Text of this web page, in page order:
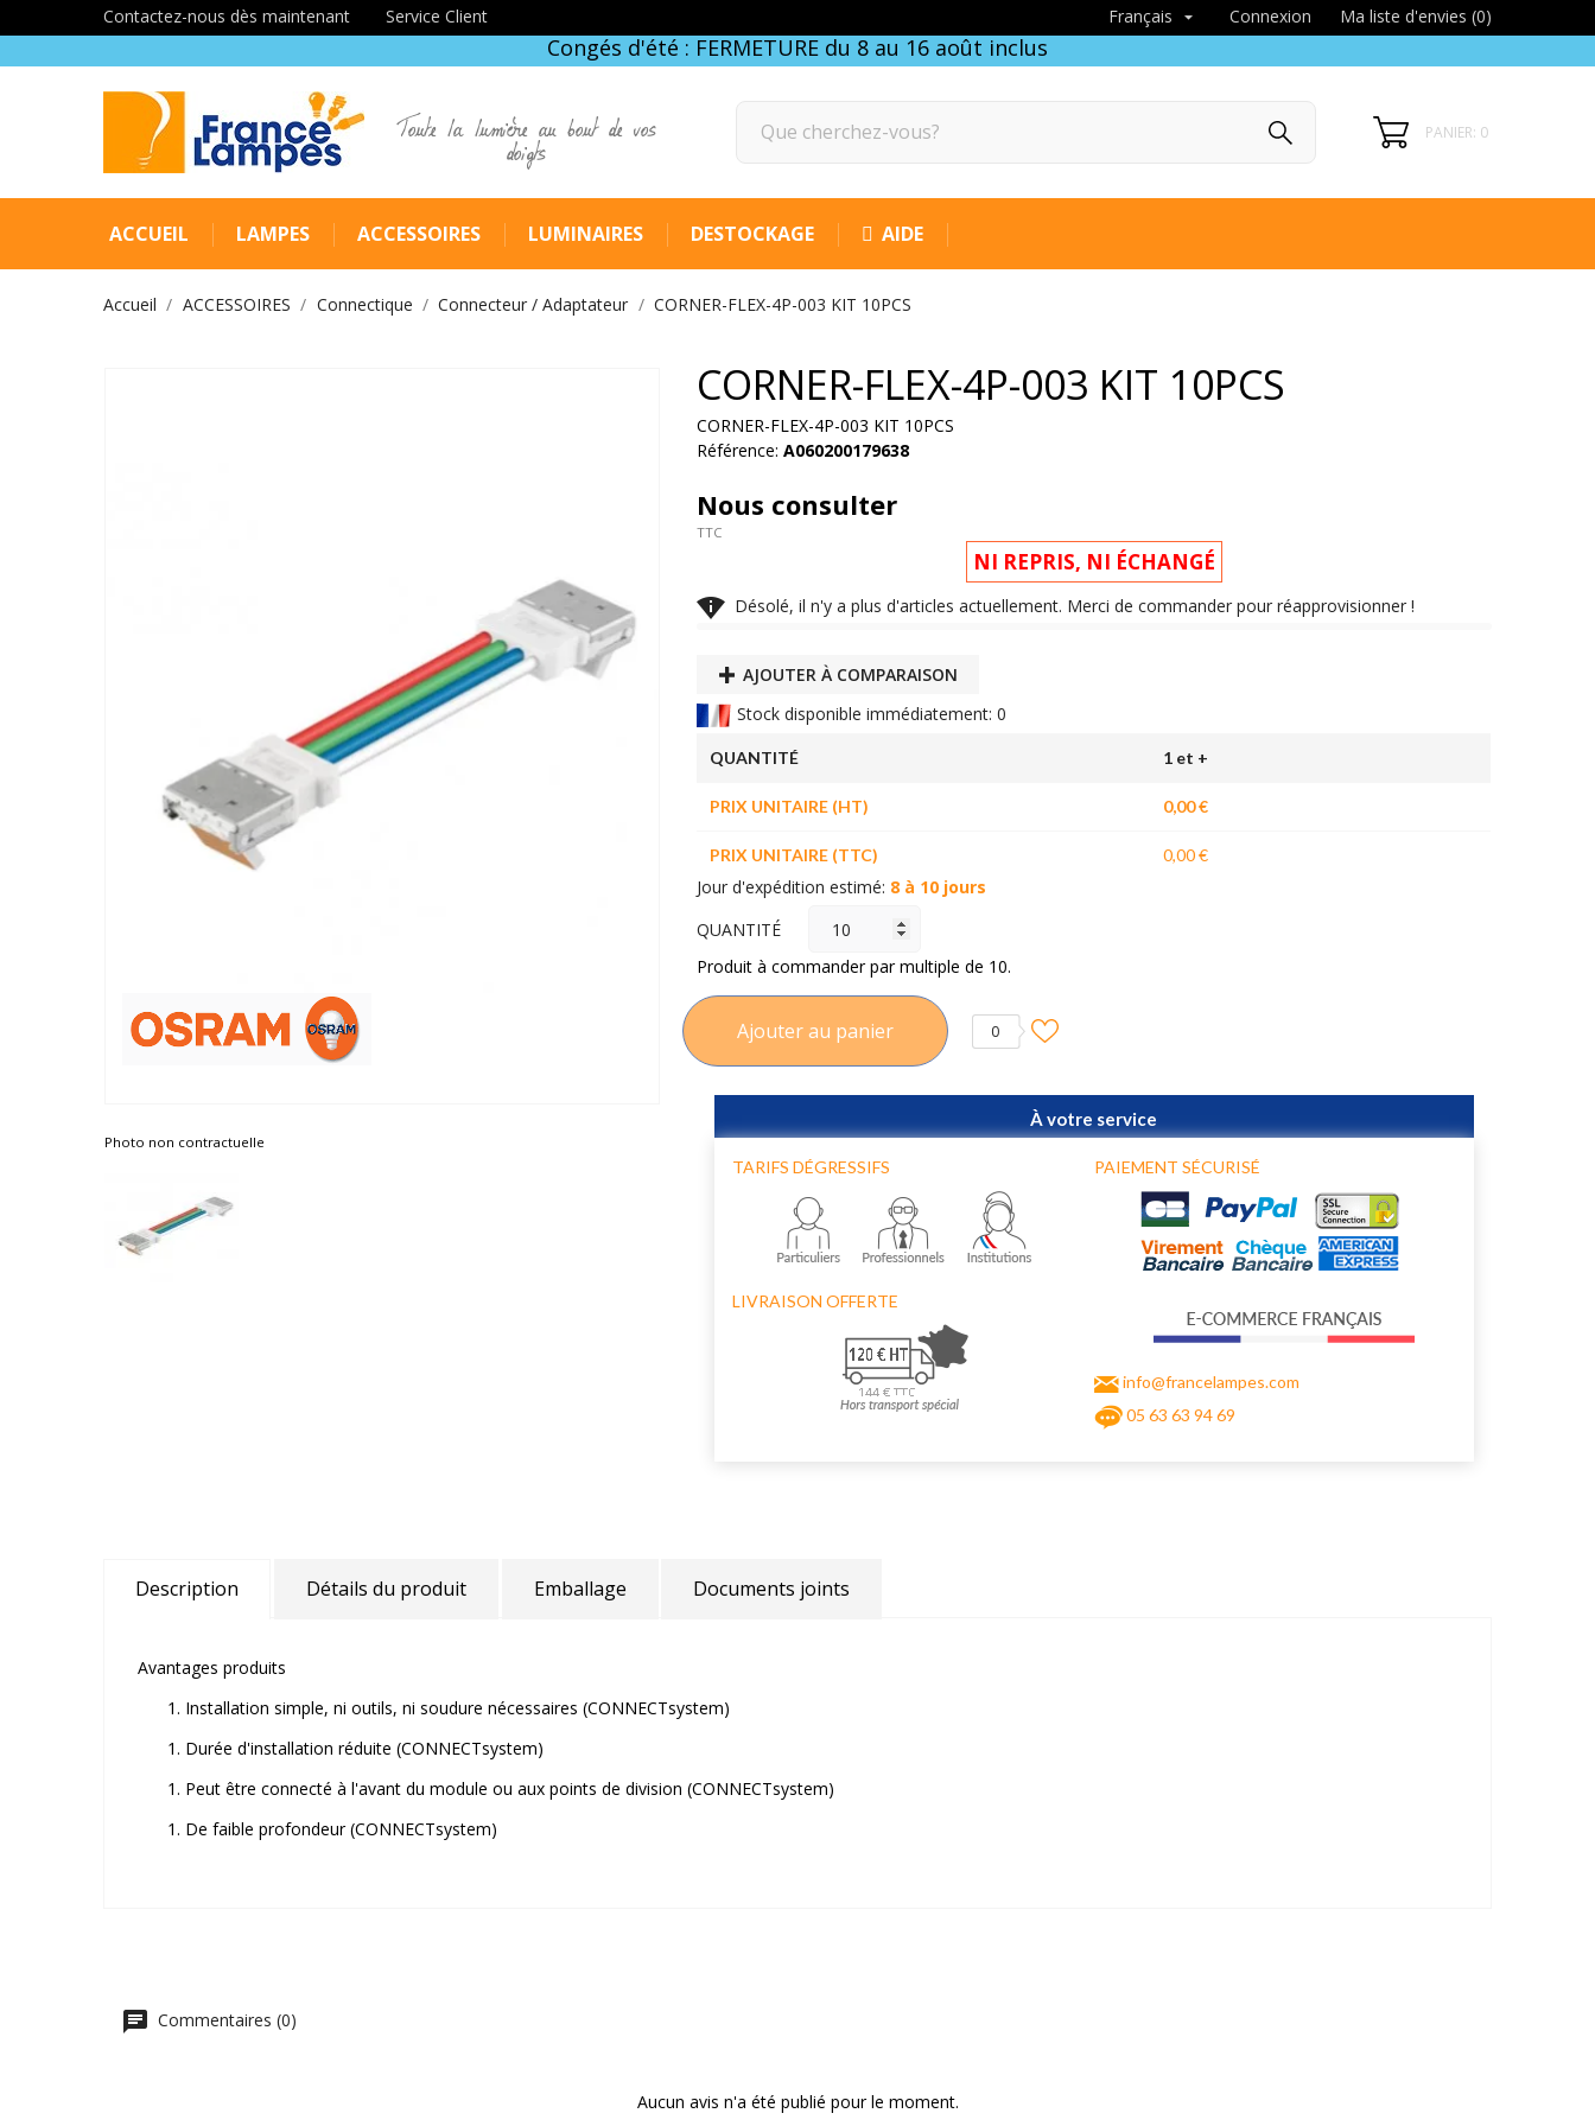
Contactez-nous dès maintenant Service Client Français  Connexion Ma liste d'envies (0)
Congés d'été : FERMETURE du 8 au 16 août inclus
Toute la lumière au bout de vos
doigts PANIER: 0
ACCUEIL LAMPES ACCESSOIRES LUMINAIRES DESTOCKAGE AIDE
Accueil ACCESSOIRES Connectique Connecteur / Adaptateur CORNER-FLEX-4P-003 KIT 10PCS
Photo non contractuelle
CORNER-FLEX-4P-003 KIT 10PCS
CORNER-FLEX-4P-003 KIT 10PCS
Référence: A060200179638
Nous consulter
TTC
NI REPRIS, NI ÉCHANGÉ
 Désolé, il n'y a plus d'articles actuellement. Merci de commander pour réapprovisionner !
AJOUTER À COMPARAISON
Stock disponible immédiatement: 0
QUANTITÉ 1 et +
PRIX UNITAIRE (HT) 0,00 €
PRIX UNITAIRE (TTC) 0,00 €
Jour d'expédition estimé: 8 à 10 jours
QUANTITÉ
Produit à commander par multiple de 10.
Ajouter au panier 0
À votre service
TARIFS DÉGRESSIFS
LIVRAISON OFFERTE
PAIEMENT SÉCURISÉ
info@francelampes.com
05 63 63 94 69
Description Détails du produit Emballage Documents joints
Avantages produits
Installation simple, ni outils, ni soudure nécessaires (CONNECTsystem)
Durée d'installation réduite (CONNECTsystem)
Peut être connecté à l'avant du module ou aux points de division (CONNECTsystem)
De faible profondeur (CONNECTsystem)
Commentaires (0)
Aucun avis n'a été publié pour le moment.